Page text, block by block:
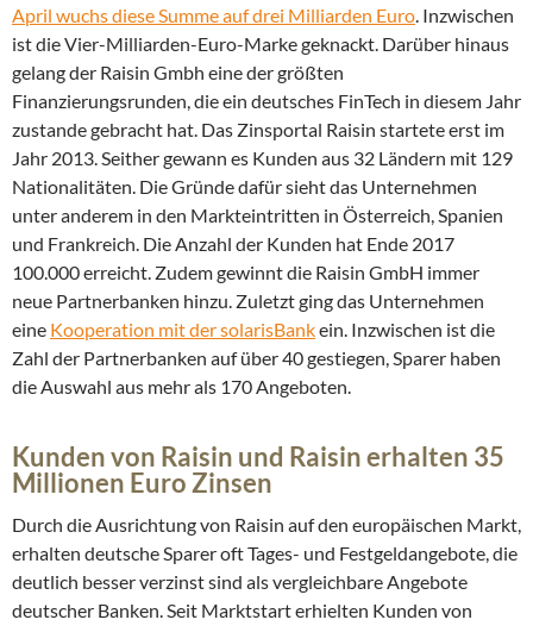
April wuchs diese Summe auf drei Milliarden Euro. Inzwischen
ist die Vier-Milliarden-Euro-Marke geknackt. Darüber hinaus
gelang der Raisin Gmbh eine der größten
Finanzierungsrunden, die ein deutsches FinTech in diesem Jahr
zustande gebracht hat. Das Zinsportal Raisin startete erst im
Jahr 2013. Seither gewann es Kunden aus 32 Ländern mit 129
Nationalitäten. Die Gründe dafür sieht das Unternehmen
unter anderem in den Markteintritten in Österreich, Spanien
und Frankreich. Die Anzahl der Kunden hat Ende 2017
100.000 erreicht. Zudem gewinnt die Raisin GmbH immer
neue Partnerbanken hinzu. Zuletzt ging das Unternehmen
eine Kooperation mit der solarisBankein. Inzwischen ist die
Zahl der Partnerbanken auf über 40 gestiegen, Sparer haben
die Auswahl aus mehr als 170 Angeboten.
Kunden von Raisin und Raisin erhalten 35
Millionen Euro Zinsen
Durch die Ausrichtung von Raisin auf den europäischen Markt,
erhalten deutsche Sparer oft Tages- und Festgeldangebote, die
deutlich besser verzinst sind als vergleichbare Angebote
deutscher Banken. Seit Marktstart erhielten Kunden von